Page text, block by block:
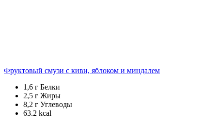
Фруктовый смузи с киви, яблоком и миндалем
1,6 г Белки
2,5 г Жиры
8,2 г Углеводы
63.2 kcal